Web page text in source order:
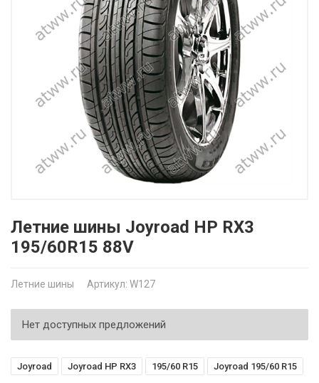
Летние шины Joyroad HP RX3
195/60R15 88V
Летние шины Артикул: W127
Нет доступных предложений
Joyroad Joyroad HP RX3 195/60 R15 Joyroad 195/60 R15